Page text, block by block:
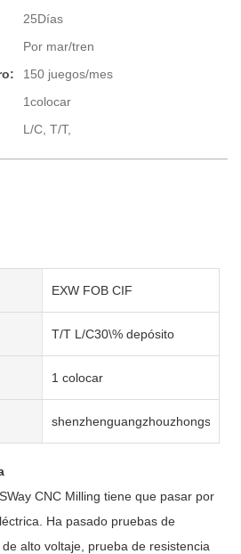
25Días
Por mar/tren
150 juegos/mes
1colocar
L/C, T/T,
EXW FOB CIF
T/T L/C30\% depósito
1 colocar
shenzhenguangzhouzhongshan
CNC Milling tiene que pasar por
Ha pasado pruebas de
alto voltaje, prueba de resistencia